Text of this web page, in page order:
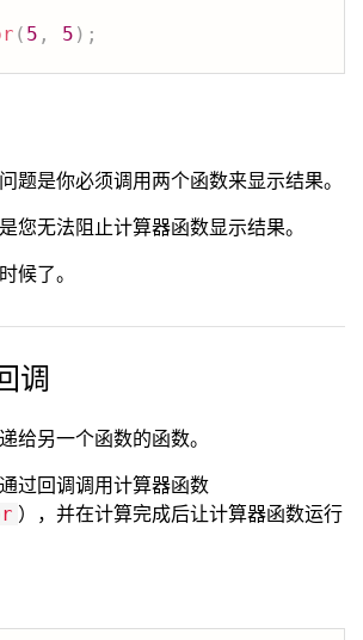
( 5 , 5 ) ;
题是你必须调用两个函数来显示结果。
您无法阻止计算器函数显示结果。
候了。
调
给另一个函数的函数。
过回调调用计算器函数
），并在计算完成后让计算器函数运行